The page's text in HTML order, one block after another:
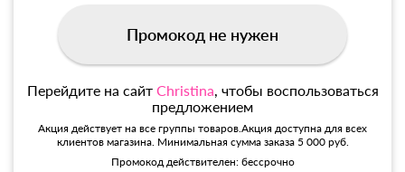
Промокод не нужен
Перейдите на сайт Christina, чтобы воспользоваться
предложением
Акция действует на все группы товаров.Акция доступна для всех
клиентов магазина. Минимальная сумма заказа 5 000 руб.
Промокод действителен: бессрочно